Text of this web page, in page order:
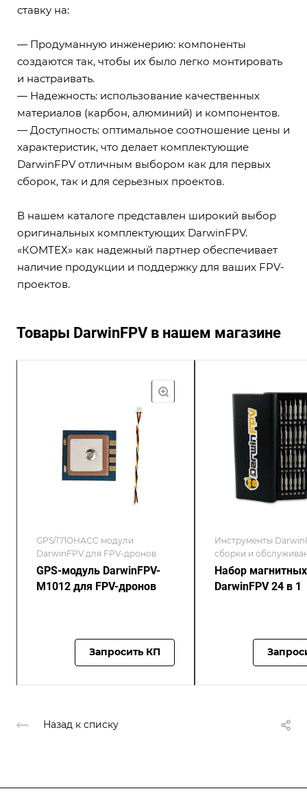
ставку на:
— Продуманную инженерию: компоненты
создаются так, чтобы их было легко монтировать
и настраивать.
— Надежность: использование качественных
материалов (карбон, алюминий) и компонентов.
— Доступность: оптимальное соотношение цены и
характеристик, что делает комплектующие
DarwinFPV отличным выбором как для первых
сборок, так и для серьезных проектов.
В нашем каталоге представлен широкий выбор
оригинальных комплектующих DarwinFPV.
«КОМТЕХ» как надежный партнер обеспечивает
наличие продукции и поддержку для ваших FPV-
проектов.
Товары DarwinFPV в нашем магазине
GPS/ГЛОНАСС модули
DarwinFPV для FPV-дронов
GPS-модуль DarwinFPV-
M1012 для FPV-дронов
Запросить КП
Инструменты
сборки и
дронов/DarwinFPV
Набор
DarwinFPV 24 в 1
Назад к списку